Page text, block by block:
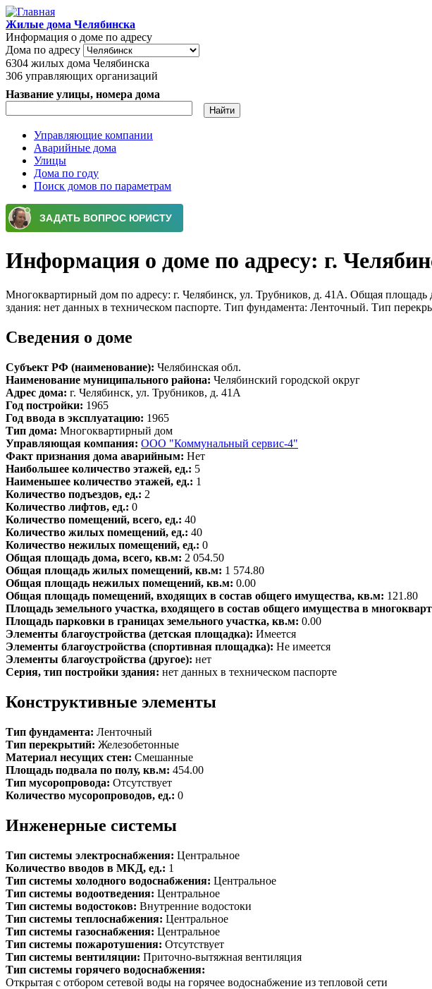
Перейти к основному содержанию
Жилые дома Челябинска
Информация о доме по адресу
Дома по адресу
6304 жилых дома Челябинска
306 управляющих организаций
Название улицы, номера дома
Главное меню
Управляющие компании
Аварийные дома
Улицы
Дома по году
Поиск домов по параметрам
Информация о доме по адресу: г.
Многоквартирный дом по адресу: г. Челябинск, ул. Трубников, д. 41А. Общая
здания: нет данных в техническом паспорте. Тип фундамента: Ленточный. Тип
Сведения о доме
Субъект РФ (наименование): Челябинская обл.
Наименование муниципального района: Челябинский городской округ
Адрес дома: г. Челябинск, ул. Трубников, д. 41А
Год постройки: 1965
Год ввода в эксплуатацию: 1965
Тип дома: Многоквартирный дом
Управляющая компания: ООО "Коммунальный сервис-4"
Факт признания дома аварийным: Нет
Наибольшее количество этажей, ед.: 5
Наименьшее количество этажей, ед.: 1
Количество подъездов, ед.: 2
Количество лифтов, ед.: 0
Количество помещений, всего, ед.: 40
Количество жилых помещений, ед.: 40
Количество нежилых помещений, ед.: 0
Общая площадь дома, всего, кв.м: 2 054.50
Общая площадь жилых помещений, кв.м: 1 574.80
Общая площадь нежилых помещений, кв.м: 0.00
Общая площадь помещений, входящих в состав общего имущества, кв.м: 121.80
Площадь земельного участка, входящего в состав общего имущества в
Площадь парковки в границах земельного участка, кв.м: 0.00
Элементы благоустройства (детская площадка): Имеется
Элементы благоустройства (спортивная площадка): Не имеется
Элементы благоустройства (другое): нет
Серия, тип постройки здания: нет данных в техническом паспорте
Конструктивные элементы
Тип фундамента: Ленточный
Тип перекрытий: Железобетонные
Материал несущих стен: Смешанные
Площадь подвала по полу, кв.м: 454.00
Тип мусоропровода: Отсутствует
Количество мусоропроводов, ед.: 0
Инженерные системы
Тип системы электроснабжения: Центральное
Количество вводов в МКД, ед.: 1
Тип системы холодного водоснабжения: Центральное
Тип системы водоотведения: Центральное
Тип системы водостоков: Внутренние водостоки
Тип системы теплоснабжения: Центральное
Тип системы газоснабжения: Центральное
Тип системы пожаротушения: Отсутствует
Тип системы вентиляции: Приточно-вытяжная вентиляция
Тип системы горячего водоснабжения:
Открытая с отбором сетевой воды на горячее водоснабжение из тепловой сети